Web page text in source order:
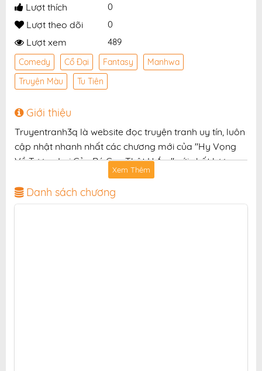
Lượt thích 0
Lượt theo dõi 0
Lượt xem 489
Comedy Cổ Đại Fantasy
Manhwa
Truyện Màu
Tu Tiên
Giới thiệu
Truyentranh3q là website đọc truyện tranh uy tín, luôn
cập nhật nhanh nhất các chương mới của "Hy Vọng
Về Tương Lai Của Bé Con Thật U Ám" với chất lượng
hình ảnh sắc nét, bản dịch chuẩn và giao diện thân
thiện, mang đến trải nghiệm đọc truyện hấp dẫn, tiện
lợi, hoàn toàn miễn phí cho độc giả yêu thích truyện
Xem Thêm
Danh sách chương